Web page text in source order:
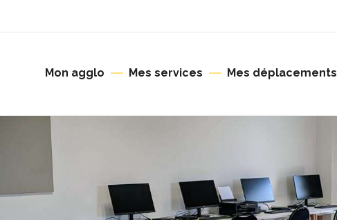
Mon agglo Mes services Mes déplacements